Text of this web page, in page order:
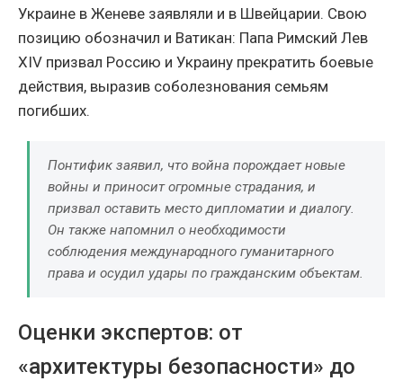
Украине в Женеве заявляли и в Швейцарии. Свою
позицию обозначил и Ватикан: Папа Римский Лев
XIV призвал Россию и Украину прекратить боевые
действия, выразив соболезнования семьям
погибших.
Понтифик заявил, что война порождает новые
войны и приносит огромные страдания, и
призвал оставить место дипломатии и диалогу.
Он также напомнил о необходимости
соблюдения международного гуманитарного
права и осудил удары по гражданским объектам.
Оценки экспертов: от
«архитектуры безопасности» до